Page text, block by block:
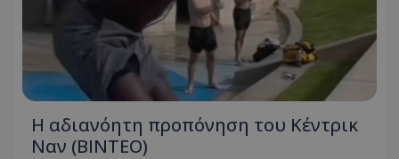
Η αδιανόητη προπόνηση του Κέντρικ
Ναν (BINTEO)